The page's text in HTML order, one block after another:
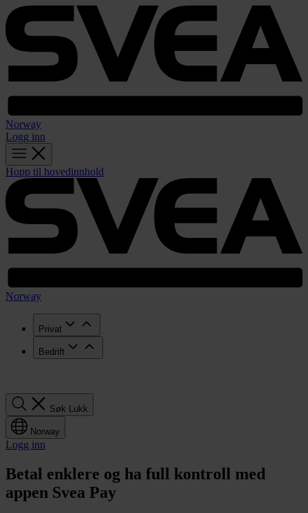
Norway
Logg inn
Hopp til hovedinnhold
Norway
Privat
Bedrift
Søk Lukk
Norway
Logg inn
Betal enklere og ha full kontroll med
appen Svea Pay